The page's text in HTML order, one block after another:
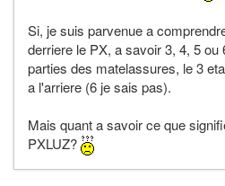
Si, je suis parvenue a
derriere le PX, a savoir 3, 4, 5 ou
parties des matelassures, le 3
a l'arriere (6 je sais pas).
Mais quant a savoir ce que
PXLUZ?